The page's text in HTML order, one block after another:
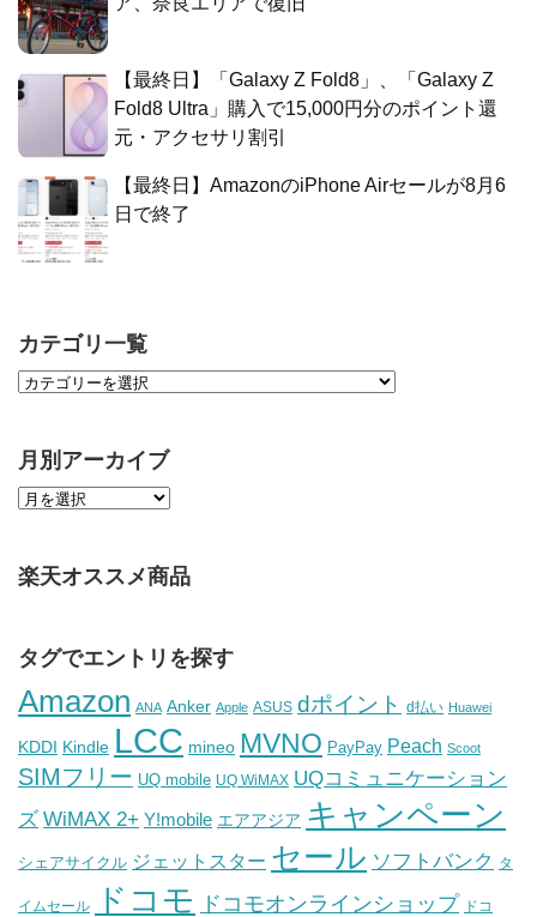
【最終日】「Galaxy Z Fold8」、「Galaxy Z
Fold8 Ultra」購入で15,000円分のポイント還
元・アクセサリ割引
【最終日】AmazonのiPhone Airセールが8月6
日で終了
カテゴリ一覧
月別アーカイブ
楽天オススメ商品
タグでエントリを探す
Amazon ANA Anker Apple ASUS dポイント d払い Huawei
KDDI Kindle LCC mineo MVNO PayPay Peach Scoot
SIMフリー UQ mobile UQ WiMAX UQコミュニケーション
ズ WiMAX 2+ Y!mobile エアアジア キャンペーン
シェアサイクル ジェットスター セール ソフトバンク タ
イムセール ドコモ ドコモオンラインショップ ドコ